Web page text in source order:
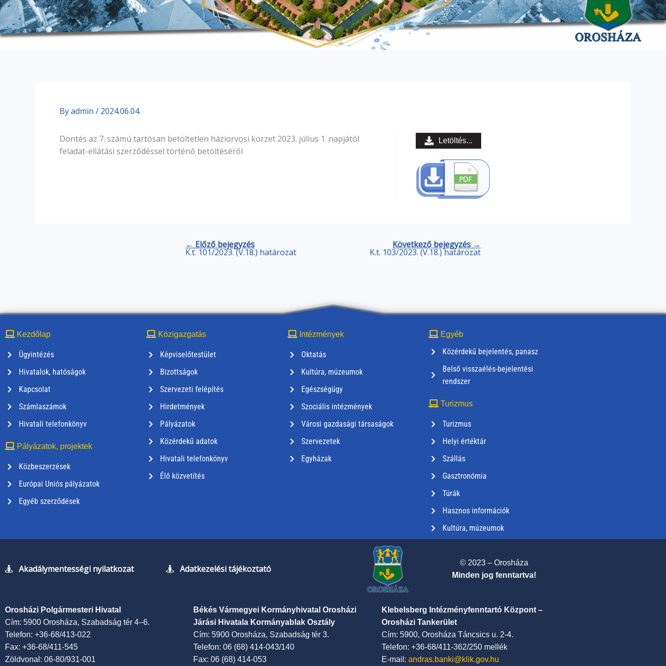
Byadmin / 2024.06.04.
Döntés az 7. számú tartósan betöltetlen háziorvosi körzet 2023. július 1. napjától
feladat-ellátási szerződéssel történő betöltéséről
Letöltés...
← Előző bejegyzés
K.t. 101/2023. (V.18.) határozat
Következő bejegyzés →
K.t. 103/2023. (V.18.) határozat
Kezdőlap
Ügyintézés
Hivatalok, hatóságok
Kapcsolat
Számlaszámok
Hivatali telefonkönyv
Pályázatok, projektek
Közbeszerzések
Európai Uniós pályázatok
Egyéb szerződések
Közigazgatás
Képviselőtestület
Bizottságok
Szervezeti felépítés
Hirdetmények
Pályázatok
Közérdekű adatok
Hivatali telefonkönyv
Élő közvetítés
Intézmények
Oktatás
Kultúra, múzeumok
Egészségügy
Szociális intézmények
Városi gazdasági társaságok
Szervezetek
Egyházak
Egyéb
Közérdekű bejelentés, panasz
Belső visszaélés-bejelentési
rendszer
Turizmus
Turizmus
Helyi értéktár
Szállás
Gasztronómia
Túrák
Hasznos információk
Kultúra, múzeumok
Akadálymentességi nyilatkozat Adatkezelési tájékoztató
© 2023 – Orosháza
Minden jog fenntartva!
Orosházi Polgármesteri Hivatal
Cím: 5900 Orosháza, Szabadság tér 4–6.
Telefon: +36-68/413-022
Fax: +36-68/411-545
Zöldvonal: 06-80/931-001
Békés Vármegyei Kormányhivatal Orosházi
Járási Hivatala Kormányablak Osztály
Cím: 5900 Orosháza, Szabadság tér 3.
Telefon: 06 (68) 414-043/140
Fax: 06 (68) 414-053
Klebelsberg Intézményfenntartó Központ –
Orosházi Tankerület
Cím: 5900, Orosháza Táncsics u. 2-4.
Telefon: +36-68/411-362/250 mellék
E-mail: andras.banki@klik.gov.hu